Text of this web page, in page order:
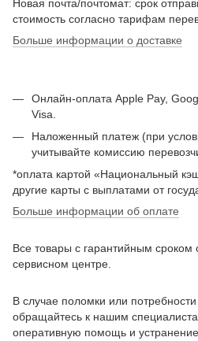
Новая почта/почтомат: срок
стоимость согласно тарифам
Больше информации о доставке
Онлайн-оплата Apple Pay,
Visa.
Наложенный платеж (при
учитывайте комиссию
*оплата картой «Национальный
другие карты с выплатами от
Больше информации об оплате
Все товары с гарантийным
сервисном центре.
В случае поломки или
обращайтесь к нашим
оперативную помощь и